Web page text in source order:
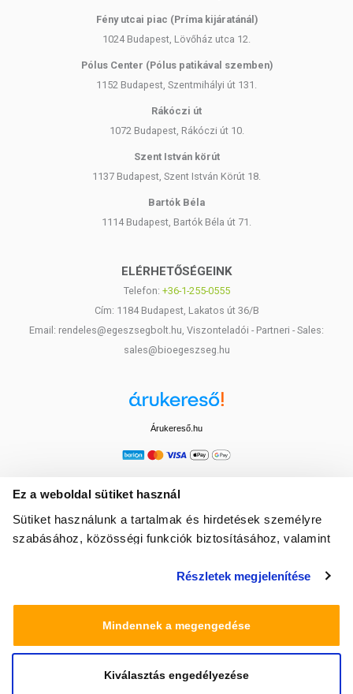
Ez a weboldal sütiket használ
Sütiket használunk a tartalmak és hirdetések személyre
szabásához, közösségi funkciók biztosításához, valamint
média-, hirdető- és elemező partnereinkkel megosztjuk az
amelyeket Ön adott meg számukra vagy az Ön által
használt más szolgáltatásokból gyűjtöttek.
Részletek megjelenítése
Mindennek a megengedése
Kiválasztás engedélyezése
Fény utcai piac (Príma kijáratánál)
1024 Budapest, Lövőház utca 12.
Pólus Center (Pólus patikával szemben)
1152 Budapest, Szentmihályi út 131.
Rákóczi út
1072 Budapest, Rákóczi út 10.
Szent István körút
1137 Budapest, Szent István Körút 18.
Bartók Béla
1114 Budapest, Bartók Béla út 71.
ELÉRHETŐSÉGEINK
Telefon: +36-1-255-0555
Cím: 1184 Budapest, Lakatos út 36/B
Email: rendeles@egeszsegbolt.hu, Viszonteladói - Partneri - Sales:
sales@bioegeszseg.hu
Árukereső.hu